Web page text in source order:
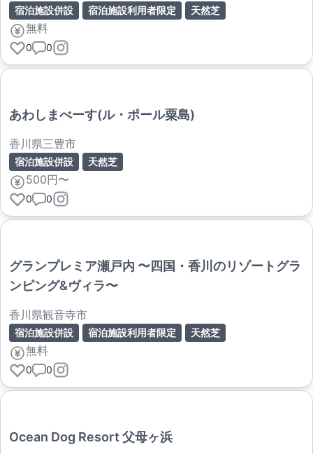
宿泊施設併設 宿泊施設利用者限定 天然芝
無料
0 0
あわしまべーす(ル・ポール粟島)
香川県三豊市
宿泊施設併設 天然芝
500円〜
0 0
グランプレミア瀬戸内 〜四国・香川のリゾートグラ
ンピング&ヴィラ〜
香川県観音寺市
宿泊施設併設 宿泊施設利用者限定 天然芝
無料
0 0
Ocean Dog Resort 父母ヶ浜